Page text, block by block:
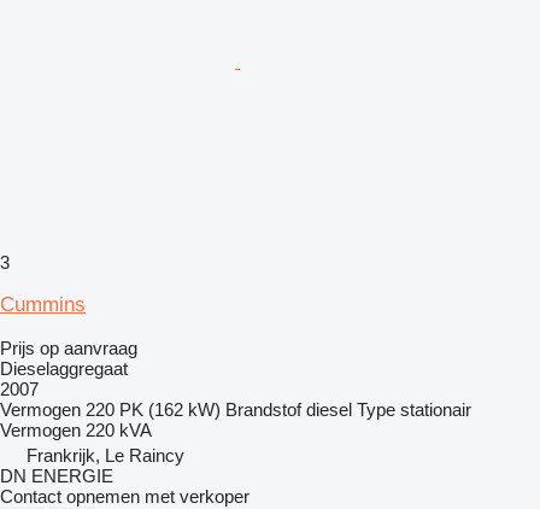
3
Cummins
Prijs op aanvraag
Dieselaggregaat
2007
Vermogen 220 PK (162 kW) Brandstof diesel Type stationair
Vermogen 220 kVA
Frankrijk, Le Raincy
DN ENERGIE
Contact opnemen met verkoper